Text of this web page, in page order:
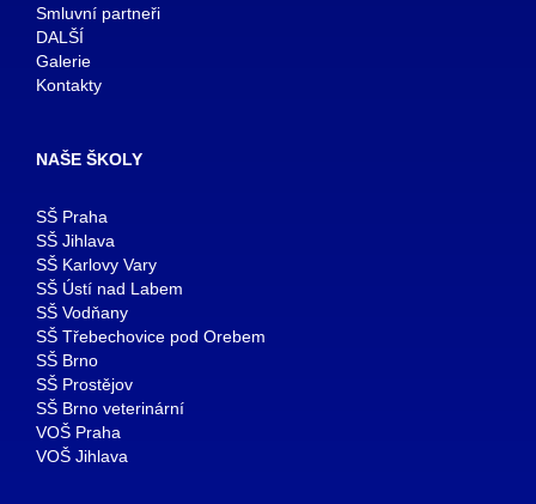
Smluvní partneři
DALŠÍ
Galerie
Kontakty
NAŠE ŠKOLY
SŠ Praha
SŠ Jihlava
SŠ Karlovy Vary
SŠ Ústí nad Labem
SŠ Vodňany
SŠ Třebechovice pod Orebem
SŠ Brno
SŠ Prostějov
SŠ Brno veterinární
VOŠ Praha
VOŠ Jihlava